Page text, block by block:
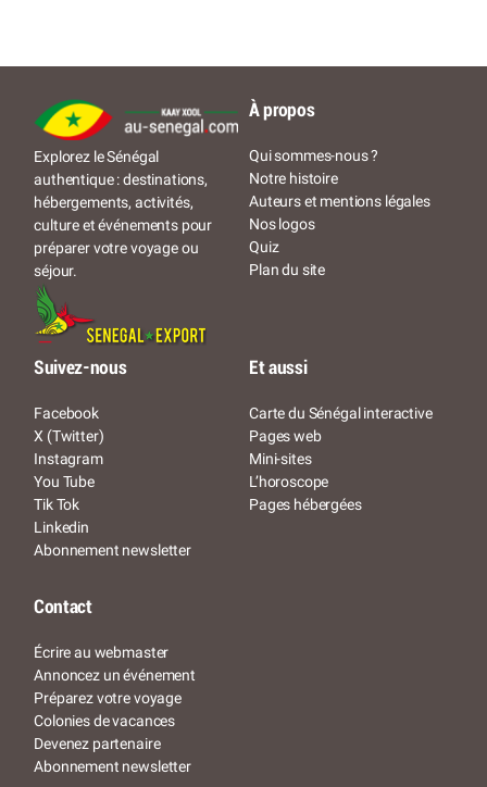
Explorez le Sénégal
authentique : destinations,
hébergements, activités,
culture et événements pour
préparer votre voyage ou
séjour.
À propos
Qui sommes-nous ?
Notre histoire
Auteurs et mentions légales
Nos logos
Quiz
Plan du site
Suivez-nous
Facebook
X (Twitter)
Instagram
You Tube
Tik Tok
Linkedin
Abonnement newsletter
Et aussi
Carte du Sénégal interactive
Pages web
Mini-sites
L’horoscope
Pages hébergées
Contact
Écrire au webmaster
Annoncez un événement
Préparez votre voyage
Colonies de vacances
Devenez partenaire
Abonnement newsletter